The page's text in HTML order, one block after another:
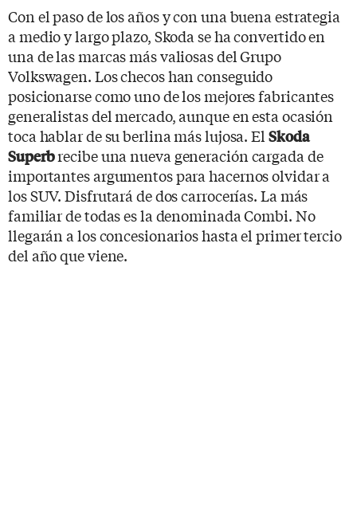
Con el paso de los años y con una buena estrategia
a medio y largo plazo, Skoda se ha convertido en
una de las marcas más valiosas del Grupo
Volkswagen. Los checos han conseguido
posicionarse como uno de los mejores fabricantes
generalistas del mercado, aunque en esta ocasión
toca hablar de su berlina más lujosa. El Skoda
Superbrecibe una nueva generación cargada de
importantes argumentos para hacernos olvidar a
los SUV. Disfrutará de dos carrocerías. La más
familiar de todas es la denominada Combi. No
llegarán a los concesionarios hasta el primer tercio
del año que viene.